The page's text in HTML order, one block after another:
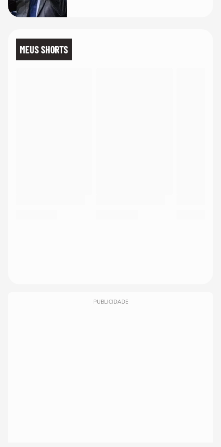
MEUS SHORTS
PUBLICIDADE